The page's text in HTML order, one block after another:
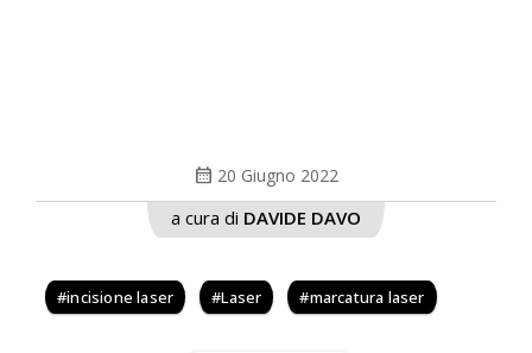
calendar_month 20 Giugno 2022
a cura di DAVIDE DAVO
incisione laser Laser marcatura laser